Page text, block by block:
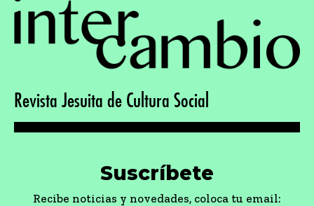
Revista Jesuita de Cultura Social
Suscríbete
Recibe noticias y novedades, coloca tu email: